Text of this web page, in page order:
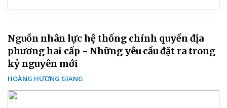
Nguồn nhân lực hệ thống chính quyền địa
phương hai cấp - Những yêu cầu đặt ra trong
kỷ nguyên mới
HOÀNG HƯƠNG GIANG